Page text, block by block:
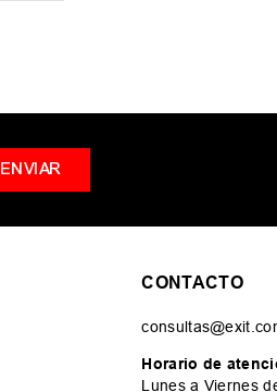
ENVIAR
CONTACTO
Horario de
Lunes a Viernes